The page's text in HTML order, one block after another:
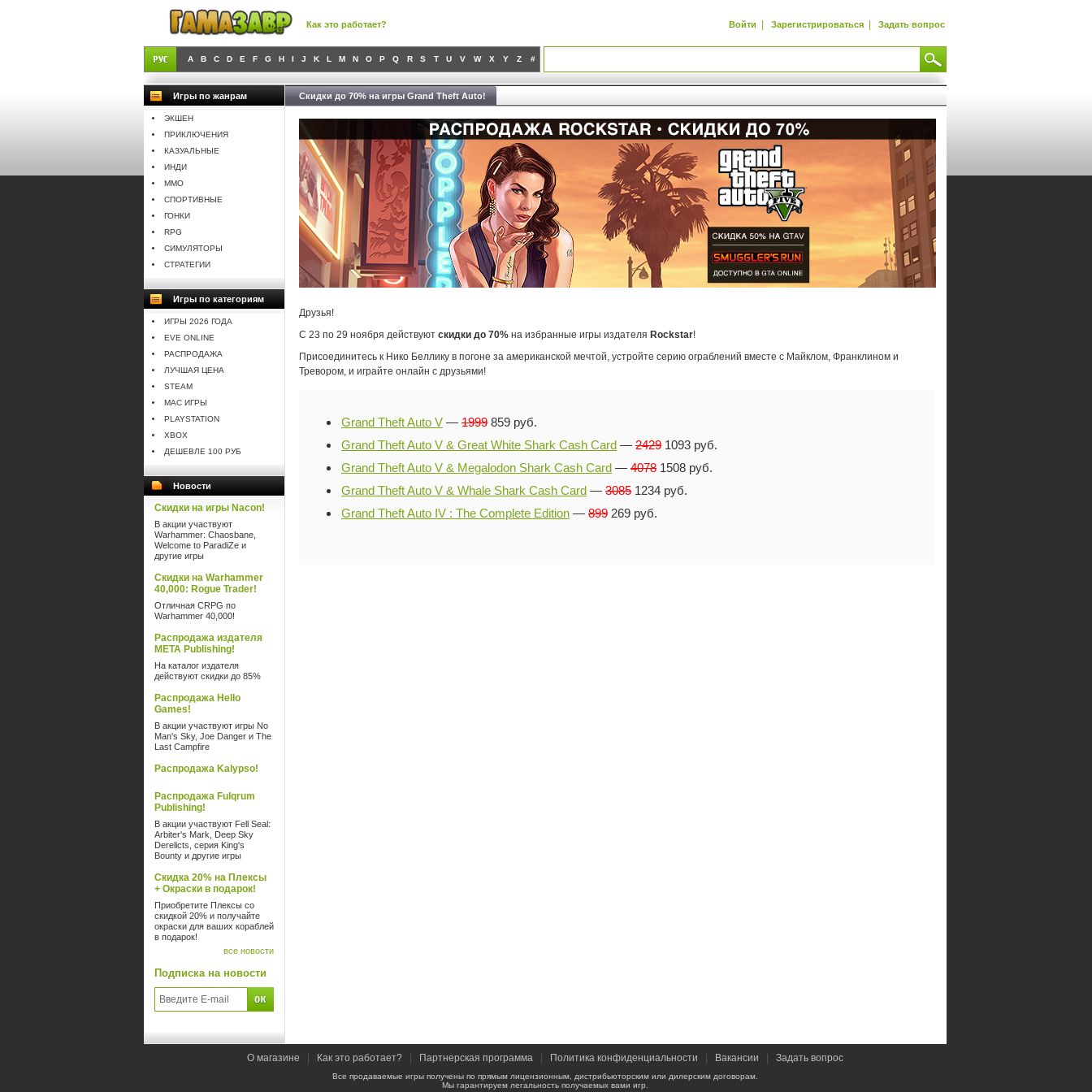
Как это работает? Войти | Зарегистрироваться | Задать вопрос
A B C D E F G H I J K L M N O P Q R S T U V W X Y Z #
Игры по жанрам
ЭКШЕН
ПРИКЛЮЧЕНИЯ
КАЗУАЛЬНЫЕ
ИНДИ
MMO
СПОРТИВНЫЕ
ГОНКИ
RPG
СИМУЛЯТОРЫ
СТРАТЕГИИ
Игры по категориям
ИГРЫ 2026 ГОДА
EVE ONLINE
РАСПРОДАЖА
ЛУЧШАЯ ЦЕНА
STEAM
MAC ИГРЫ
PLAYSTATION
XBOX
ДЕШЕВЛЕ 100 РУБ
Новости
Скидки на игры Nacon!
В акции участвуют
Warhammer: Chaosbane,
Welcome to ParadiZe и
другие игры
Скидки на Warhammer
40,000: Rogue Trader!
Отличная CRPG по
Warhammer 40,000!
Распродажа издателя
META Publishing!
На каталог издателя
действуют скидки до 85%
Распродажа Hello
Games!
В акции участвуют игры No
Man's Sky, Joe Danger и The
Last Campfire
Распродажа Kalypso!
Распродажа Fulqrum
Publishing!
В акции участвуют Fell Seal:
Arbiter's Mark, Deep Sky
Derelicts, серия King's
Bounty и другие игры
Скидка 20% на Плексы
+ Окраски в подарок!
Приобретите Плексы со
скидкой 20% и получайте
окраски для ваших кораблей
в подарок!
все новости
Подписка на новости
Скидки до 70% на игры Grand Theft Auto!
Друзья!
С 23 по 29 ноября действуют скидки до 70% на избранные игры издателя Rockstar!
Присоединитесь к Нико Беллику в погоне за американской мечтой, устройте серию ограблений вместе с Майклом, Франклином и
Тревором, и играйте онлайн с друзьями!
Grand Theft Auto V — 1999 859 руб.
Grand Theft Auto V & Great White Shark Cash Card — 2429 1093 руб.
Grand Theft Auto V & Megalodon Shark Cash Card — 4078 1508 руб.
Grand Theft Auto V & Whale Shark Cash Card — 3085 1234 руб.
Grand Theft Auto IV : The Complete Edition — 899 269 руб.
О магазине Как это работает? Партнерская программа Политика конфиденциальности Вакансии Задать вопрос
Все продаваемые игры получены по прямым лицензионным, дистрибьюторским или дилерским договорам.
Мы гарантируем легальность получаемых вами игр.